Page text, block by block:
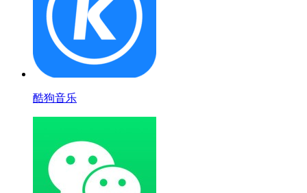
酷狗音乐